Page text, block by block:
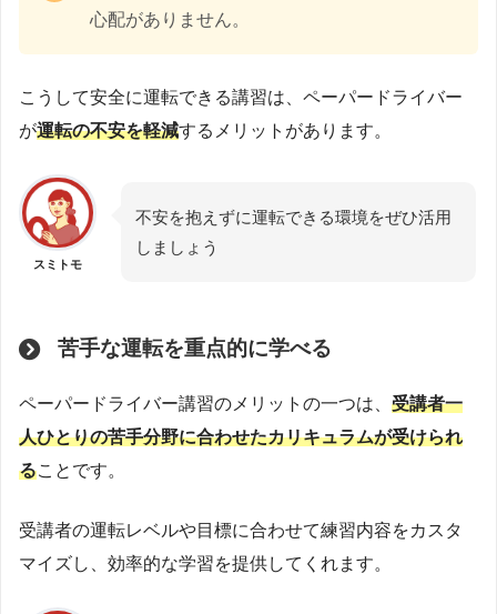
心配がありません。
こうして安全に運転できる講習は、ペーパードライバー
が運転の不安を軽減するメリットがあります。
スミトモ
不安を抱えずに運転できる環境をぜひ活用
しましょう
苦手な運転を重点的に学べる
ペーパードライバー講習のメリットの一つは、 受講者一
人ひとりの苦手分野に合わせたカリキュラムが受けられ
ることです。
受講者の運転レベルや目標に合わせて練習内容をカスタ
マイズし、効率的な学習を提供してくれます。